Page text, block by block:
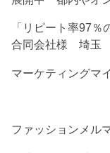
「リピート率97
合同会社様 埼玉
マーケティングマ
ファッションメル